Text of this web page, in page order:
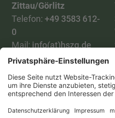
Zittau/Görlitz
Telefon: +49 3583 612-
0
Mail: info(at)hszg.de
Alle Studiengänge